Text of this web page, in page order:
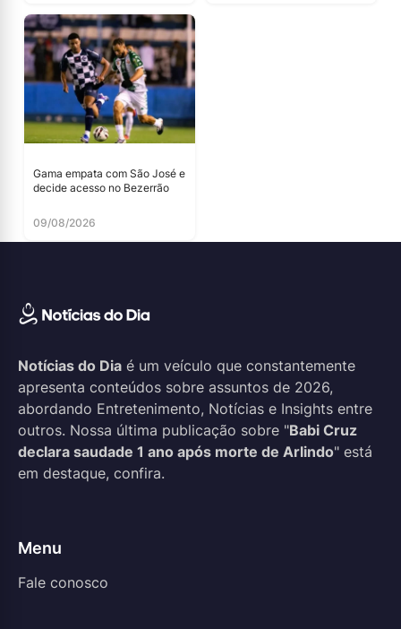
Gama empata com São José e
decide acesso no Bezerrão
09/08/2026
Notícias do Dia é um veículo que constantemente
apresenta conteúdos sobre assuntos de 2026,
abordando Entretenimento, Notícias e Insights entre
outros. Nossa última publicação sobre "Babi Cruz
declara saudade 1 ano após morte de Arlindo" está
em destaque, confira.
Menu
Fale conosco